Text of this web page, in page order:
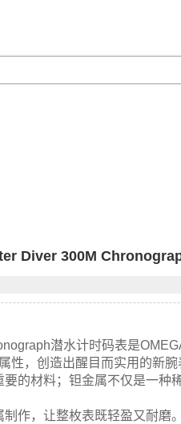
Diver 300M
潜水计时码表是
性，创造出醒目而实用的新腕
的材料；钽金属不仅是一种
作，让整枚表既轻盈又耐磨